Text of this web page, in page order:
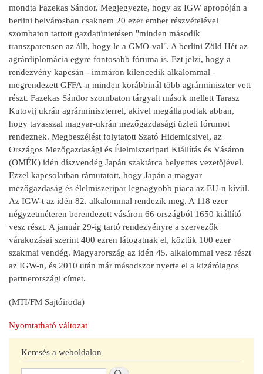
mondta Fazekas Sándor. Megjegyezte, hogy az IGW apropóján a
berlini belvárosban csaknem 20 ezer ember részvételével
szombaton tartott gazdatüntetésen "minden második
transzparensen az állt, hogy le a GMO-val". A berlini Zöld Hét az
agrárdiplomácia egyre fontosabb fóruma is. Ezt jelzi, hogy a
rendezvény kapcsán - immáron kilencedik alkalommal -
megrendezett GFFA-n minden korábbinál több agrárminiszter vett
részt. Fazekas Sándor szombaton tárgyalt mások mellett Tarasz
Kutovij ukrán agrárminiszterrel, akivel megállapodtak abban,
hogy tavasszal magyar-ukrán mezőgazdasági üzleti fórumot
rendeznek. Megbeszélést folytatott Szató Hidemicsivel, az
Országos Mezőgazdasági és Élelmiszeripari Kiállítás és Vásáron
(OMÉK) idén díszvendég Japán szaktárca helyettes vezetőjével.
Ezzel kapcsolatban rámutatott, hogy Japán a magyar
mezőgazdaság és élelmiszeripar legnagyobb piaca az EU-n kívül.
Az IGW-t az idén 82. alkalommal rendezik meg. A 118 ezer
négyzetméteren berendezett vásáron 66 országból 1650 kiállító
vesz részt. A január 29-ig tartó rendezvényre a szervezők
várakozásai szerint 400 ezren látogatnak el, köztük 100 ezer
szakmai vendég. Magyarország az idén 45. alkalommal vesz részt
az IGW-n, és 2010 után már másodszor nyerte el a kizárólagos
partnerországi címet.
(MTI/FM Sajtóiroda)
Nyomtatható változat
Keresés a weboldalon